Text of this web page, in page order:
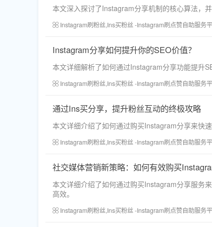
本文深入探讨了Instagram分享机制的核心算法，
Instagram刷粉丝,Ins买粉丝 -Instagram刷点赞自助服务
Instagram分享如何提升你的SEO价值？
本文详细解析了如何通过Instagram分享功能提升
Instagram刷粉丝,Ins买粉丝 -Instagram刷点赞自助服务
通过Ins买分享，提升粉丝互动的终极攻略
本文详细介绍了如何通过购买Instagram分享来快
Instagram刷粉丝,Ins买粉丝 -Instagram刷点赞自助服务
社交媒体营销新策略：如何有效购买
本文详细介绍了如何通过购买Instagram分享服务
高效。
Instagram刷粉丝,Ins买粉丝 -Instagram刷点赞自助服务